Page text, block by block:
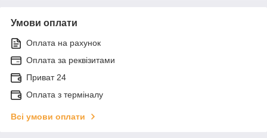
Умови оплати
Оплата на рахунок
Оплата за реквізитами
Приват 24
Оплата з терміналу
Всі умови оплати